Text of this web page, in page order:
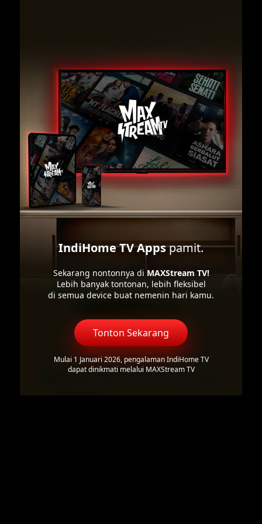
IndiHome TV Appspamit.
Sekarang nontonnya di MAXStream TV!
Lebih banyak tontonan, lebih fleksibel
di semua device buat nemenin hari kamu.
Tonton Sekarang
Mulai 1 Januari 2026, pengalaman IndiHome TV
dapat dinikmati melalui MAXStream TV